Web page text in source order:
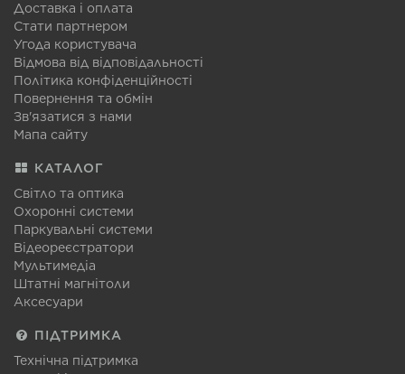
Доставка і оплата
Стати партнером
Угода користувача
Відмова від відповідальності
Політика конфіденційності
Повернення та обмін
Зв'язатися з нами
Мапа сайту
КАТАЛОГ
Світло та оптика
Охоронні системи
Паркувальні системи
Відеореєстратори
Мультимедіа
Штатні магнітоли
Аксесуари
ПІДТРИМКА
Технічна підтримка